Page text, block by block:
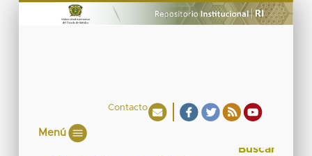
Contacto
Menú
Buscar